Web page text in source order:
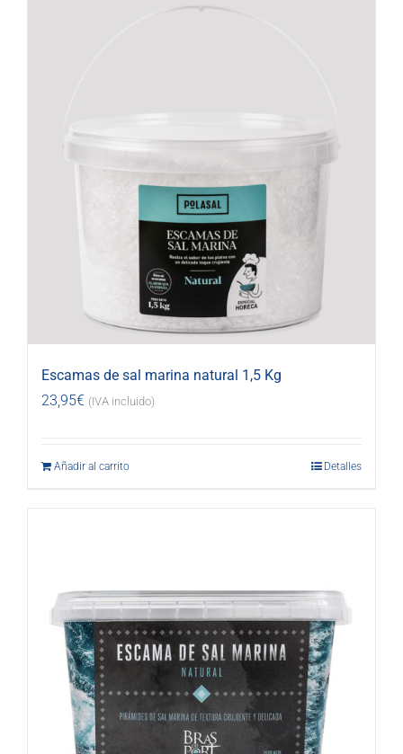
Escamas de sal marina natural 1,5 Kg
23,95€ (IVA incluido)
Añadir al carrito Detalles